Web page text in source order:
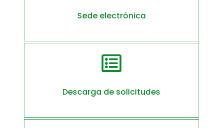
Sede electrónica

Descarga de solicitudes